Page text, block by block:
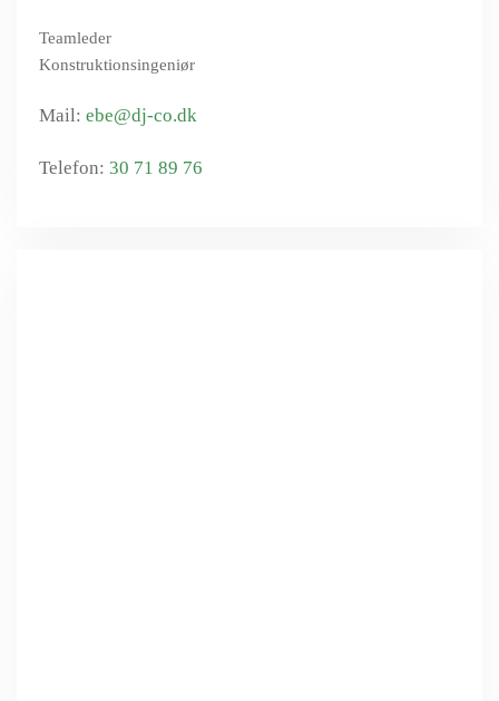
Teamleder
Konstruktionsingeniør
ebe@dj-co.dk
30 71 89 76